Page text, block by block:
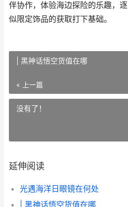
伴协作，体验海边探险的乐趣，
似限定饰品的获取打下基础。
| 黑神话悟空货值在哪
« 上一篇
没有了！
延伸阅读
光遇海洋日眼镜在何处
| 黑神话悟空货值在哪